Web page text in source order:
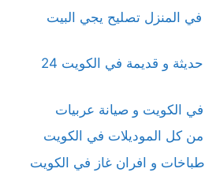
المنزل تصليح يجي البيت
خدمات تصليح سيارات حديثة و قديمة في الكويت 24
الكويت و صيانة عربيات
كل الموديلات في الكويت
و افران غاز في الكويت